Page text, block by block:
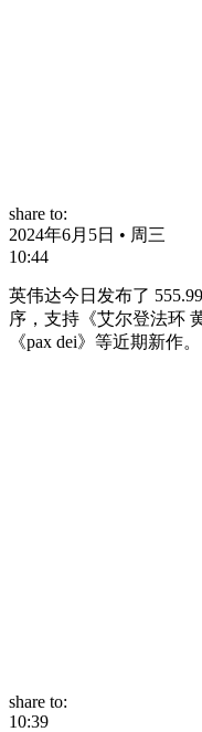
share to:
2024年6月5日 • 周三
10:44
英伟达今日发布了
序，支持《艾尔登法环
《pax dei》等近期新作。
share to:
10:39